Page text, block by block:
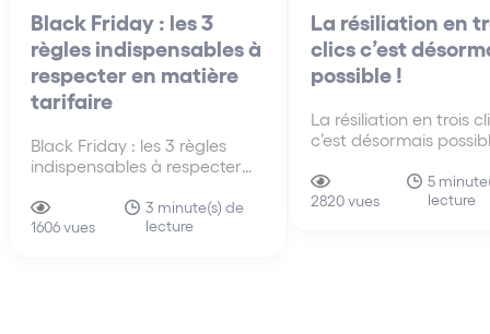
Black Friday : les 3
règles indispensables à
respecter en matière
tarifaire
Black Friday : les 3 règles
indispensables à respecter
« Black Friday » (ou
« vendredi noir » en français)
1606 vues
3 minute(s) de
lecture
La résiliation en
clics c’est
possible !
La résiliation en trois
c’est désormais
respecter les
réglementation
2820 vues
5
lecture